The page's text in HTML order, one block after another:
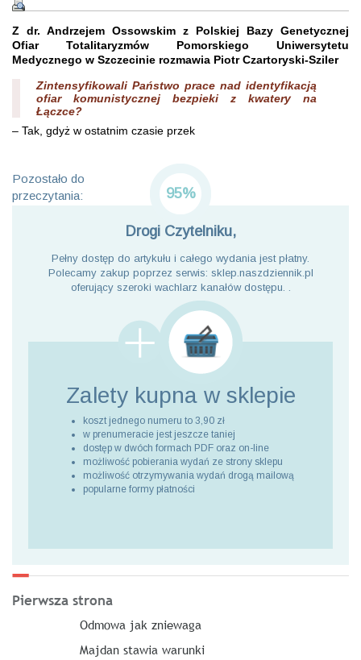
Z dr. Andrzejem Ossowskim z Polskiej Bazy Genetycznej
Ofiar Totalitaryzmów Pomorskiego Uniwersytetu
Medycznego w Szczecinie rozmawia Piotr Czartoryski-Sziler
Zintensyfikowali Państwo prace nad identyfikacją
ofiar komunistycznej bezpieki z kwatery na
Łączce?
– Tak, gdyż w ostatnim czasie przek
Pozostało do
przeczytania:
95%
Drogi Czytelniku,
Pełny dostęp do artykułu i całego wydania jest płatny.
Polecamy zakup poprzez serwis: sklep.naszdziennik.pl
oferujący szeroki wachlarz kanałów dostępu. .
Zalety kupna w sklepie
koszt jednego numeru to 3,90 zł
w prenumeracie jest jeszcze taniej
dostęp w dwóch formach PDF oraz on-line
możliwość pobierania wydań ze strony sklepu
możliwość otrzymywania wydań drogą mailową
popularne formy płatności
Pierwsza strona
Odmowa jak zniewaga
Majdan stawia warunki